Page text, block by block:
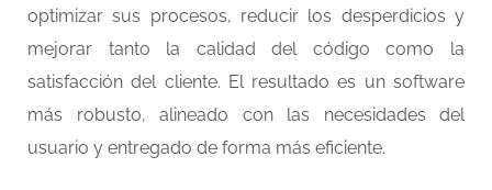
optimizar sus procesos, reducir los desperdicios y
mejorar tanto la calidad del código como la
satisfacción del cliente. El resultado es un software
más robusto, alineado con las necesidades del
usuario y entregado de forma más eficiente.